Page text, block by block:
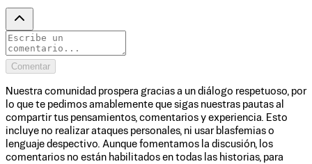
Comentar
Nuestra comunidad prospera gracias a un diálogo respetuoso, por
lo que te pedimos amablemente que sigas nuestras pautas al
compartir tus pensamientos, comentarios y experiencia. Esto
incluye no realizar ataques personales, ni usar blasfemias o
lenguaje despectivo. Aunque fomentamos la discusión, los
comentarios no están habilitados en todas las historias, para